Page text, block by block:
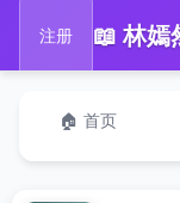
注册
🏠 首页